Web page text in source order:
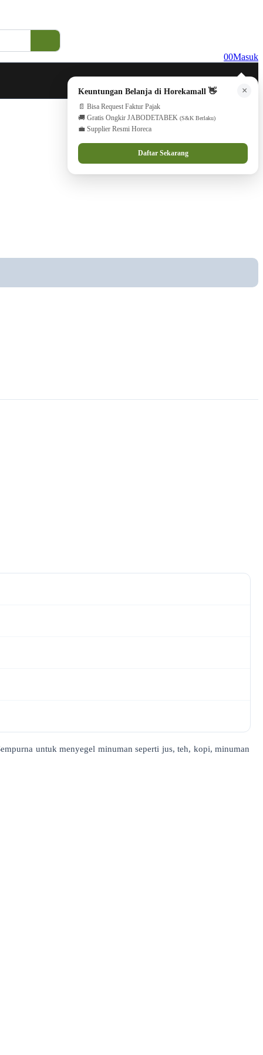
00Masuk
×
Keuntungan Belanja di Horekamall 👋
📄 Bisa Request Faktur Pajak
🚚 Gratis Ongkir JABODETABEK (S&K Berlaku)
💼 Supplier Resmi Horeca
Daftar Sekarang
untuk menyegel minuman seperti jus, teh, kopi, minuman